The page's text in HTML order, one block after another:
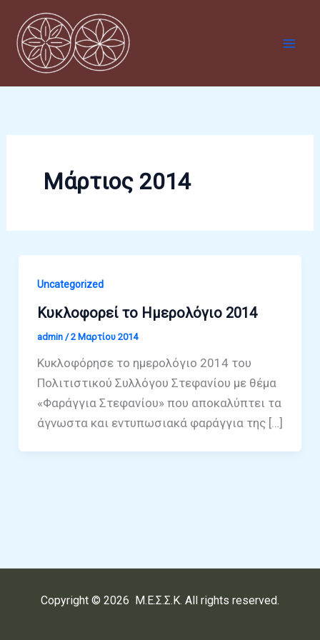
Μετάβαση
στο
περιεχόμενο
Μάρτιος 2014
Uncategorized
Κυκλοφορεί το Ημερολόγιο 2014
admin /2 Μαρτίου 2014
Κυκλοφόρησε το ημερολόγιο 2014 του
Πολιτιστικού Συλλόγου Στεφανίου με θέμα
«Φαράγγια Στεφανίου» που αποκαλύπτει τα
άγνωστα και εντυπωσιακά φαράγγια της […]
Copyright © 2026 Μ.Ε.Σ.Σ.Κ. All rights reserved.